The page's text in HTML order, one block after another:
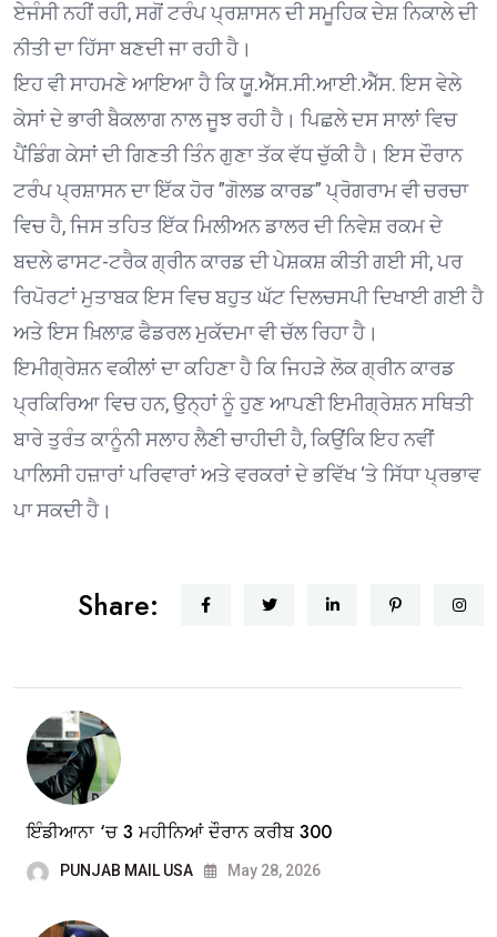
ਏਜੰਸੀ ਨਹੀਂ ਰਹੀ, ਸਗੋਂ ਟਰੰਪ ਪ੍ਰਸ਼ਾਸਨ ਦੀ ਸਮੂਹਿਕ ਦੇਸ਼ ਨਿਕਾਲੇ ਦੀ
ਨੀਤੀ ਦਾ ਹਿੱਸਾ ਬਣਦੀ ਜਾ ਰਹੀ ਹੈ।
ਇਹ ਵੀ ਸਾਹਮਣੇ ਆਇਆ ਹੈ ਕਿ ਯੂ.ਐੱਸ.ਸੀ.ਆਈ.ਐੱਸ. ਇਸ ਵੇਲੇ
ਕੇਸਾਂ ਦੇ ਭਾਰੀ ਬੈਕਲਾਗ ਨਾਲ ਜੂਝ ਰਹੀ ਹੈ। ਪਿਛਲੇ ਦਸ ਸਾਲਾਂ ਵਿਚ
ਪੈਂਡਿੰਗ ਕੇਸਾਂ ਦੀ ਗਿਣਤੀ ਤਿੰਨ ਗੁਣਾ ਤੱਕ ਵੱਧ ਚੁੱਕੀ ਹੈ। ਇਸ ਦੌਰਾਨ
ਟਰੰਪ ਪ੍ਰਸ਼ਾਸਨ ਦਾ ਇੱਕ ਹੋਰ ”ਗੋਲਡ ਕਾਰਡ” ਪ੍ਰੋਗਰਾਮ ਵੀ ਚਰਚਾ
ਵਿਚ ਹੈ, ਜਿਸ ਤਹਿਤ ਇੱਕ ਮਿਲੀਅਨ ਡਾਲਰ ਦੀ ਨਿਵੇਸ਼ ਰਕਮ ਦੇ
ਬਦਲੇ ਫਾਸਟ-ਟਰੈਕ ਗ੍ਰੀਨ ਕਾਰਡ ਦੀ ਪੇਸ਼ਕਸ਼ ਕੀਤੀ ਗਈ ਸੀ, ਪਰ
ਰਿਪੋਰਟਾਂ ਮੁਤਾਬਕ ਇਸ ਵਿਚ ਬਹੁਤ ਘੱਟ ਦਿਲਚਸਪੀ ਦਿਖਾਈ ਗਈ ਹੈ
ਅਤੇ ਇਸ ਖ਼ਿਲਾਫ਼ ਫੈਡਰਲ ਮੁਕੱਦਮਾ ਵੀ ਚੱਲ ਰਿਹਾ ਹੈ।
ਇਮੀਗ੍ਰੇਸ਼ਨ ਵਕੀਲਾਂ ਦਾ ਕਹਿਣਾ ਹੈ ਕਿ ਜਿਹੜੇ ਲੋਕ ਗ੍ਰੀਨ ਕਾਰਡ
ਪ੍ਰਕਿਰਿਆ ਵਿਚ ਹਨ, ਉਨ੍ਹਾਂ ਨੂੰ ਹੁਣ ਆਪਣੀ ਇਮੀਗ੍ਰੇਸ਼ਨ ਸਥਿਤੀ
ਬਾਰੇ ਤੁਰੰਤ ਕਾਨੂੰਨੀ ਸਲਾਹ ਲੈਣੀ ਚਾਹੀਦੀ ਹੈ, ਕਿਉਂਕਿ ਇਹ ਨਵੀਂ
ਪਾਲਿਸੀ ਹਜ਼ਾਰਾਂ ਪਰਿਵਾਰਾਂ ਅਤੇ ਵਰਕਰਾਂ ਦੇ ਭਵਿੱਖ ‘ਤੇ ਸਿੱਧਾ ਪ੍ਰਭਾਵ
ਪਾ ਸਕਦੀ ਹੈ।
Share:
ਇੰਡੀਆਨਾ ‘ਚ 3 ਮਹੀਨਿਆਂ ਦੌਰਾਨ ਕਰੀਬ 300
PUNJAB MAIL USA May 28, 2026